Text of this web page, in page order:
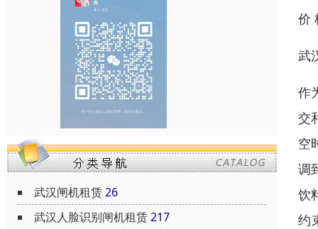
武汉闸机租赁26
武汉人脸识别闸机租赁217
价
武
作
交
空
调
饮
约